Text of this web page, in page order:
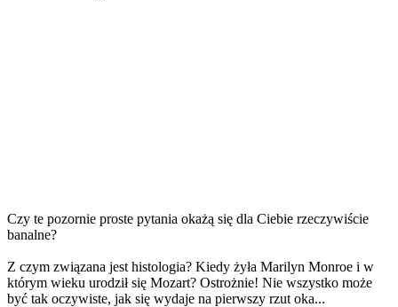
Czy te pozornie proste pytania okażą się dla Ciebie rzeczywiście
banalne?
Z czym związana jest histologia? Kiedy żyła Marilyn Monroe i w
którym wieku urodził się Mozart? Ostrożnie! Nie wszystko może
być tak oczywiste, jak się wydaje na pierwszy rzut oka...